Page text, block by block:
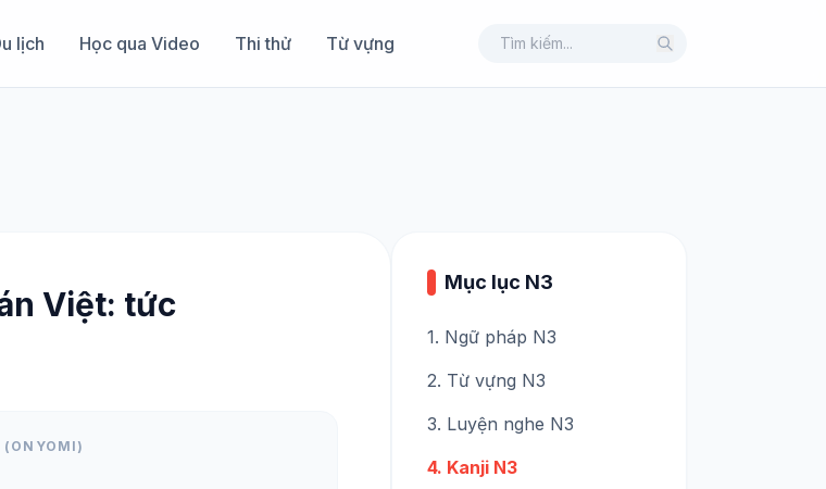
lịch Học qua Video Thi thử Từ vựng
Việt: tức
Mục lục N3
1. Ngữ pháp N3
2. Từ vựng N3
3. Luyện nghe N3
4. Kanji N3